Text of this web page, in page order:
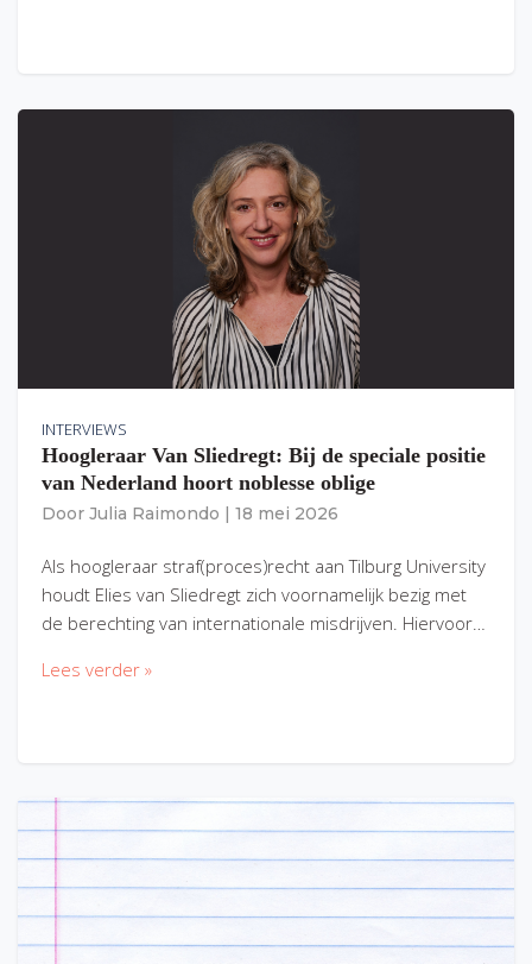
INTERVIEWS
Hoogleraar Van Sliedregt: Bij de speciale positie
van Nederland hoort noblesse oblige
Door Julia Raimondo 18 mei 2026
Als hoogleraar straf(proces)recht aan Tilburg University
houdt Elies van Sliedregt zich voornamelijk bezig met
de berechting van internationale misdrijven. Hiervoor…
Lees verder »